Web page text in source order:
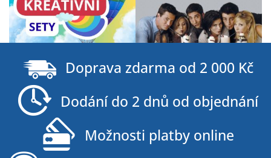
Doprava zdarma od 2 000 Kč
Dodání do 2 dnů od objednání
Možnosti platby online